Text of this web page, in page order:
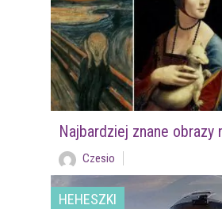
Najbardziej znane obrazy
Czesio
HEHESZKI